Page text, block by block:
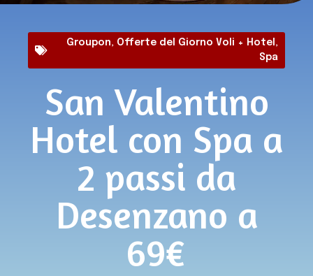
Groupon, Offerte del Giorno Voli + Hotel ,
Spa
San Valentino
Hotel con Spa a
2 passi da
Desenzano a
69€